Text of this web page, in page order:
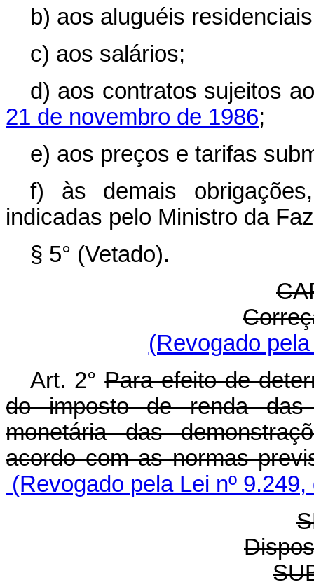
b) aos aluguéis
c) aos salários;
d) aos contratos sujeitos
21 de novembro de 1986;
e) aos preços e tarifas
f) às demais
indicadas pelo Ministro da
§ 5° (Vetado).
(Revogado
Art. 2°Para efeito de
do imposto de renda
monetária das
acordo com as normas
(Revogado pela Lei nº